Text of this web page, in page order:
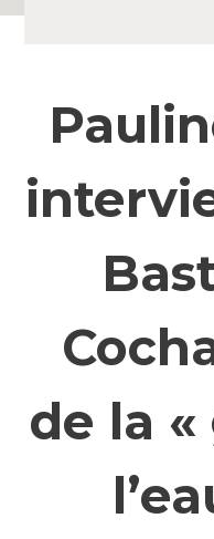
de la